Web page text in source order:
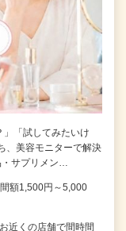
」「試してみたいけ
、美容モニターで解決
サプリメン…
額1,500円～5,000
近くの店舗で間時間